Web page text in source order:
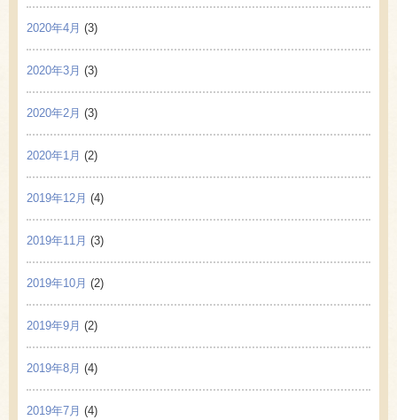
2020年4月 (3)
2020年3月 (3)
2020年2月 (3)
2020年1月 (2)
2019年12月 (4)
2019年11月 (3)
2019年10月 (2)
2019年9月 (2)
2019年8月 (4)
2019年7月 (4)